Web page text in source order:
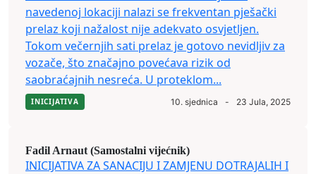
navedenoj lokaciji nalazi se frekventan pješački
prelaz koji nažalost nije adekvato osvjetljen.
Tokom večernjih sati prelaz je gotovo nevidljiv za
vozače, što značajno povećava rizik od
saobraćajnih nesreća. U proteklom...
INICIJATIVA 10. sjednica - 23 Jula, 2025
Fadil Arnaut (Samostalni vijećnik)
INICIJATIVA ZA SANACIJU I ZAMJENU DOTRAJALIH I